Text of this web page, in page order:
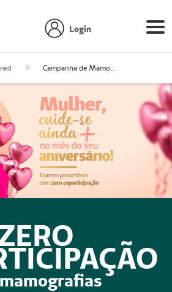
Login
Campanha de Mamografia